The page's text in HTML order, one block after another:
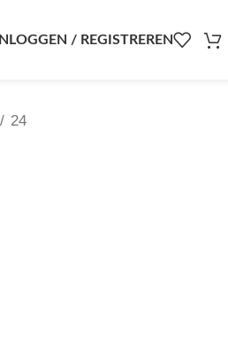
INLOGGEN / REGISTREREN
24